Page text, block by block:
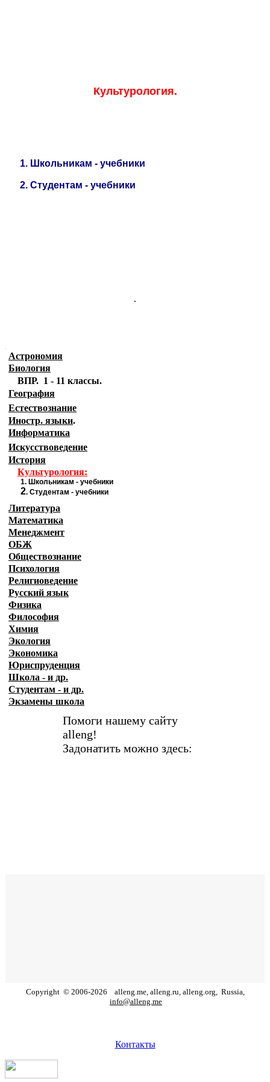
Культурология.
1. Школьникам - учебники
2. Студентам - учебники
.
Астрономия
Биология
ВПР. 1 - 11 классы.
География
Естествознание
Иностр. языки.
Информатика
Искусствоведение
История
Культурология:
1. Школьникам - учебники
2. Студентам - учебники
Литература
Математика
Менеджмент
ОБЖ
Обществознание
Психология
Религиоведение
Русский язык
Физика
Философия
Химия
Экология
Экономика
Юриспруденция
Школа - и др.
Студентам - и др.
Экзамены школа
Помоги нашему сайту
alleng!
Задонатить можно здесь:
Copyright © 2006-2026 alleng.me, alleng.ru, alleng.org, Russia,
info@alleng.me
Контакты